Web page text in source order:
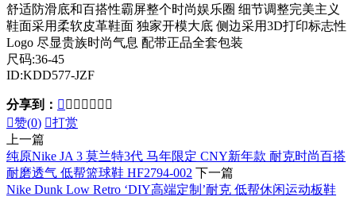
舒适防滑底和百搭性霸屏整个时尚娱乐圈 细节调整完美主义
鞋面采用柔软皮革鞋面 独家开模大底 侧边采用3D打印标志性
Logo 尽显贵族时尚气息 配带正品全套包装
尺码:36-45
ID:KDD577-JZF
分享到：       
赞(0) 打赏
上一篇
纯原Nike JA 3 莫兰特3代 马年限定 CNY新年款 耐克时尚百搭
耐磨透气 低帮篮球鞋 HF2794-002 下一篇
Nike Dunk Low Retro ‘DIY高端定制’耐克 低帮休闲运动板鞋